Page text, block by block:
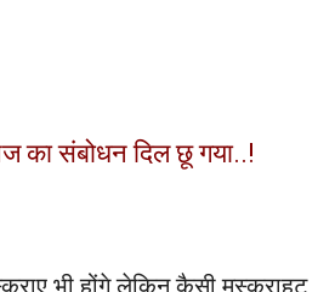
का संबोधन दिल छू गया..!
भी होंगे लेकिन कैसी मुस्कराहट